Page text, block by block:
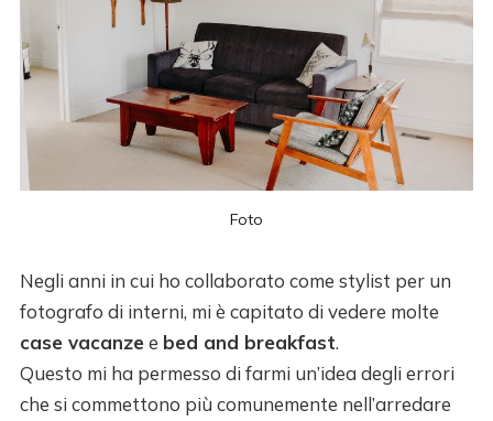
Foto
Negli anni in cui ho collaborato come stylist per un
fotografo di interni, mi è capitato di vedere molte
case vacanzee bed and breakfast.
Questo mi ha permesso di farmi un’idea degli errori
che si commettono più comunemente nell’arredare